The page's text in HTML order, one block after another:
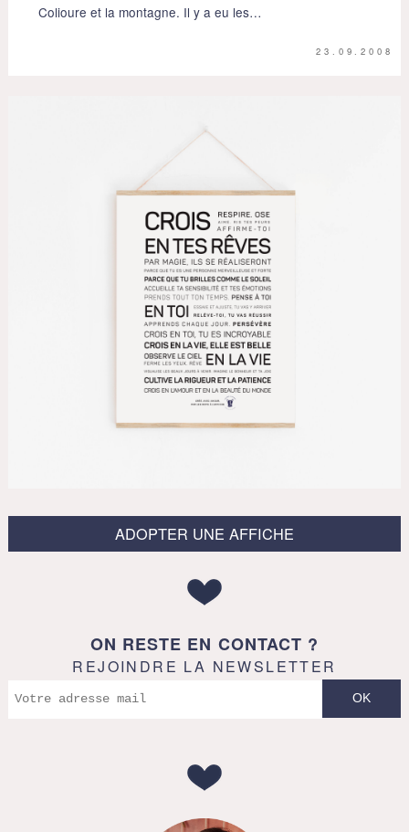
Colioure et la montagne. Il y a eu les…
23.09.2008
ADOPTER UNE AFFICHE
ON RESTE EN CONTACT ?
REJOINDRE LA NEWSLETTER